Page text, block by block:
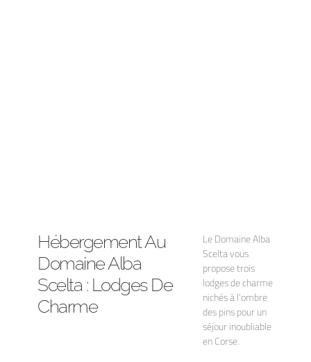
Hébergement Au
Domaine Alba
Scelta : Lodges De
Charme
Le Domaine Alba
Scelta vous
propose trois
lodges de charme
nichés à l'ombre
des pins pour un
séjour inoubliable
en Corse.